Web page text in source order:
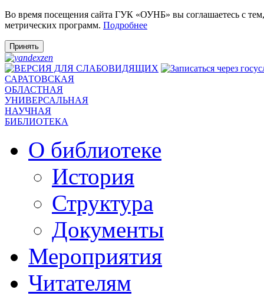
Во время посещения сайта ГУК «ОУНБ» вы соглашаетесь с
метрических программ. Подробнее
Принять
САРАТОВСКАЯ
ОБЛАСТНАЯ
УНИВЕРСАЛЬНАЯ
НАУЧНАЯ
БИБЛИОТЕКА
О библиотеке
История
Структура
Документы
Мероприятия
Читателям